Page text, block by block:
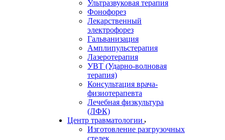
Ультразвуковая терапия
Фонофорез
Лекарственный
электрофорез
Гальванизация
Амплипульстерапия
Лазеротерапия
УВТ (Ударно-волновая
терапия)
Консультация врача-
физиотерапевта
Лечебная физкультура
(ЛФК)
Центр травматологии
Изготовление разгрузочных
стелек